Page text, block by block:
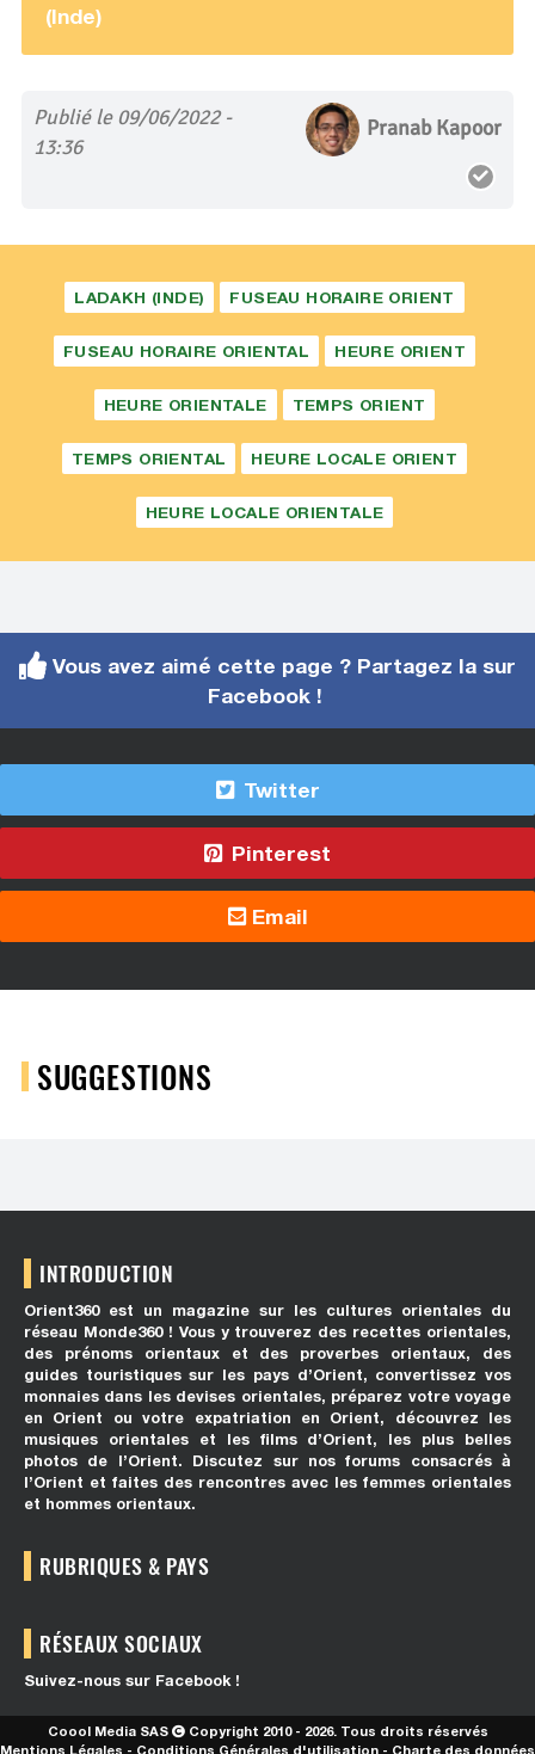
(Inde)
Publié le 09/06/2022 -
13:36
Pranab Kapoor
LADAKH (INDE) FUSEAU HORAIRE ORIENT
FUSEAU HORAIRE ORIENTAL HEURE ORIENT
HEURE ORIENTALE TEMPS ORIENT
TEMPS ORIENTAL HEURE LOCALE ORIENT
HEURE LOCALE ORIENTALE
Vous avez aimé cette page ? Partagez la sur
Facebook !
Twitter
Pinterest
Email
SUGGESTIONS
INTRODUCTION
Orient360 est un magazine sur les cultures orientales du
réseau Monde360 ! Vous y trouverez des recettes orientales,
des prénoms orientaux et des proverbes orientaux, des
guides touristiques sur les pays d’Orient, convertissez vos
monnaies dans les devises orientales, préparez votre voyage
en Orient ou votre expatriation en Orient, découvrez les
musiques orientales et les films d’Orient, les plus belles
photos de l’Orient. Discutez sur nos forums consacrés à
l’Orient et faites des rencontres avec les femmes orientales
et hommes orientaux.
RUBRIQUES & PAYS
RÉSEAUX SOCIAUX
Suivez-nous sur Facebook !
Coool Media SAS
Copyright 2010 - 2026. Tous droits réservés
Mentions Légales - Conditions Générales d'utilisation - Charte des données